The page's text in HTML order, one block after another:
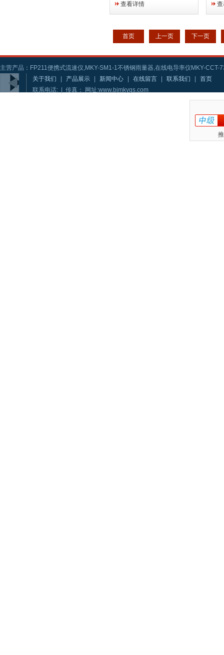
查看详情
首页 上一页 下一页
主营产品：FP211便携式流速仪,MKY-SM1-1不锈钢雨量器,在线电导率仪MKY-CCT-
关于我们
产品展示 新闻中心 在线留言 联系我们
首页
联系电话: | 传真： 网址:www.bjmkygs.com